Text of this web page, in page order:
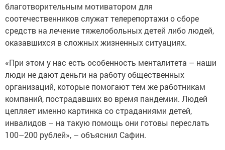
благотворительным мотиватором для
соотечественников служат телерепортажи о сборе
средств на лечение тяжелобольных детей либо людей,
оказавшихся в сложных жизненных ситуациях.
«При этом у нас есть особенность менталитета – наши
люди не дают деньги на работу общественных
организаций, которые помогают тем же работникам
компаний, пострадавших во время пандемии. Людей
цепляет именно картинка со страданиями детей,
инвалидов – на такую помощь они готовы переслать
100–200 рублей», – объяснил Сафин.